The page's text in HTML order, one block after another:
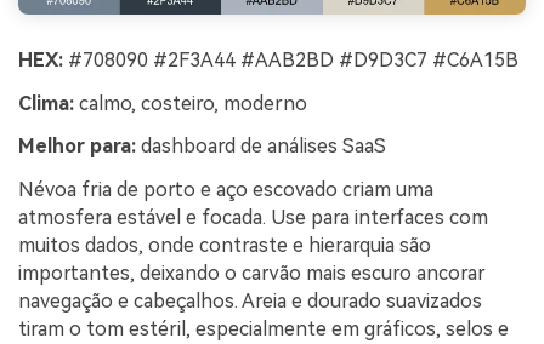
HEX: #708090 #2F3A44 #AAB2BD #D9D3C7 #C6A15B
Clima: calmo, costeiro, moderno
Melhor para: dashboard de análises SaaS
Névoa fria de porto e aço escovado criam uma
atmosfera estável e focada. Use para interfaces com
muitos dados, onde contraste e hierarquia são
importantes, deixando o carvão mais escuro ancorar
navegação e cabeçalhos. Areia e dourado suavizados
tiram o tom estéril, especialmente em gráficos, selos e